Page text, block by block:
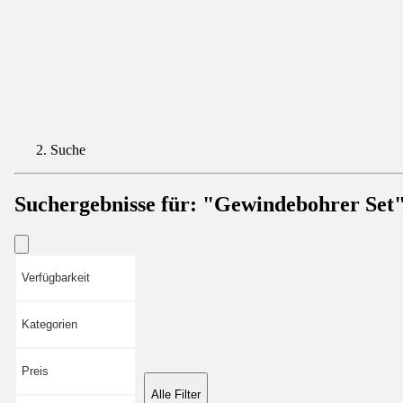
Suche
Suchergebnisse für: "Gewindebohrer
Verfügbarkeit
Kategorien
Preis
Alle Filter